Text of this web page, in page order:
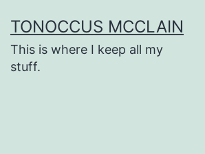
to
content
TONOCCUS MCCLAIN
This is where I keep all my
stuff.